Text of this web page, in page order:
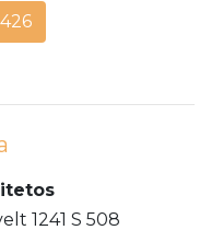
1241 S 508